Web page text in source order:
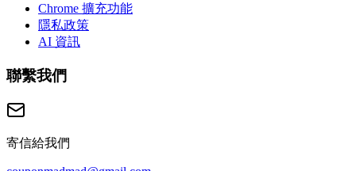
Chrome 擴充功能
隱私政策
AI 資訊
聯繫我們
寄信給我們